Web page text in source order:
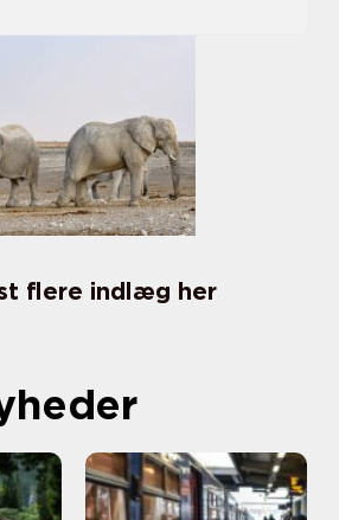
flere indlæg her